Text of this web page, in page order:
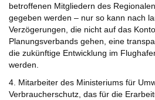
betroffenen Mitgliedern des
gegeben werden – nur so kann nach
Verzögerungen, die nicht auf das
Planungsverbands gehen, eine
die zukünftige Entwicklung im
werden.
4. Mitarbeiter des Ministeriums für
Verbraucherschutz, das für die